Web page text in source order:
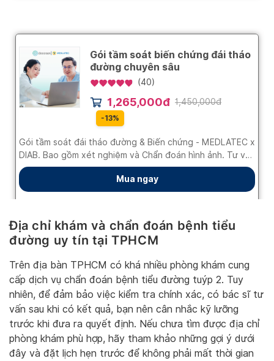
Địa chỉ khám và chẩn đoán bệnh tiểu
đường uy tín tại TPHCM
Trên địa bàn TPHCM có khá nhiều phòng khám cung
cấp dịch vụ chẩn đoán bệnh tiểu đường tuýp 2. Tuy
nhiên, để đảm bảo việc kiểm tra chính xác, có bác sĩ tư
vấn sau khi có kết quả, bạn nên cân nhắc kỹ lưỡng
trước khi đưa ra quyết định. Nếu chưa tìm được địa chỉ
phòng khám phù hợp, hãy tham khảo những gợi ý dưới
đây và đặt lịch hẹn trước để không phải mất thời gian